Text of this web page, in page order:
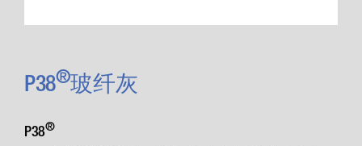
P38®玻纤灰
P38®